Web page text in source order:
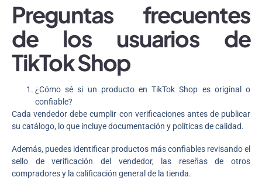
Preguntas frecuentes
de los usuarios de
TikTok Shop
¿Cómo sé si un producto en TikTok Shop es original o
confiable?
Cada vendedor debe cumplir con verificaciones antes de publicar
su catálogo, lo que incluye documentación y políticas de calidad.
Además, puedes identificar productos más confiables revisando el
sello de verificación del vendedor, las reseñas de otros
compradores y la calificación general de la tienda.